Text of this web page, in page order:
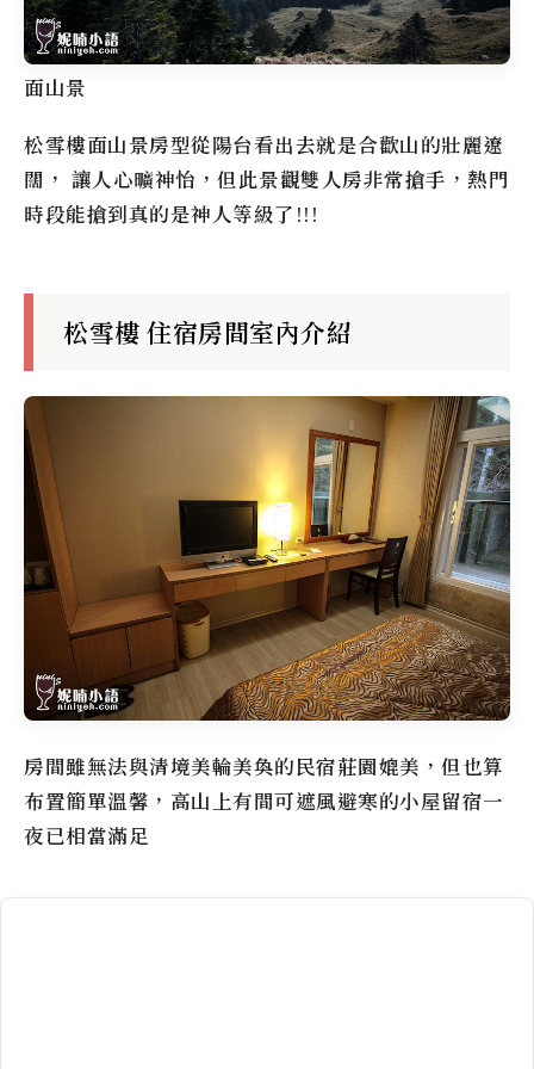
面山景
松雪樓面山景房型從陽台看出去就是合歡山的壯麗遼
闊， 讓人心曠神怡，但此景觀雙人房非常搶手，熱門
時段能搶到真的是神人等級了!!!
松雪樓 住宿房間室內介紹
房間雖無法與清境美輪美奐的民宿莊園媲美，但也算
布置簡單溫馨，高山上有間可遮風避寒的小屋留宿一
夜已相當滿足